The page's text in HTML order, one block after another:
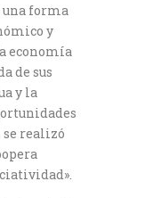
una forma
y
economía
de sus
y la
se realizó